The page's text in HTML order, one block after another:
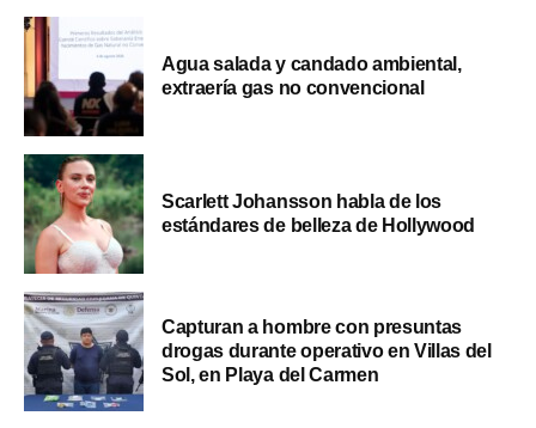
Agua salada y candado ambiental,
extraería gas no convencional
Scarlett Johansson habla de los
estándares de belleza de Hollywood
Capturan a hombre con presuntas
drogas durante operativo en Villas del
Sol, en Playa del Carmen